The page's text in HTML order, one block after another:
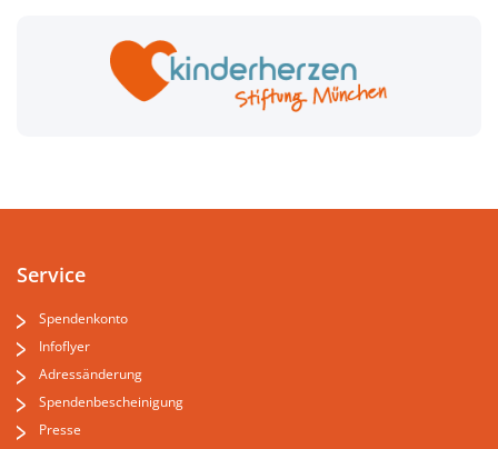
Service
Spendenkonto
Infoflyer
Adressänderung
Spendenbescheinigung
Presse